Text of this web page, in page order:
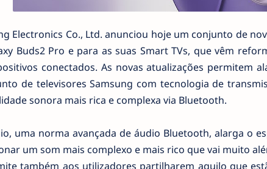
Electronics Co., Ltd. anunciou hoje um conjunto de
Buds2 Pro e para as suas Smart TVs, que vêm
conectados. As novas atualizações permitem
de televisores Samsung com tecnologia de
sonora mais rica e complexa via Bluetooth.
uma norma avançada de áudio Bluetooth, alarga o
um som mais complexo e mais rico que vai muito
também aos utilizadores partilharem aquilo que